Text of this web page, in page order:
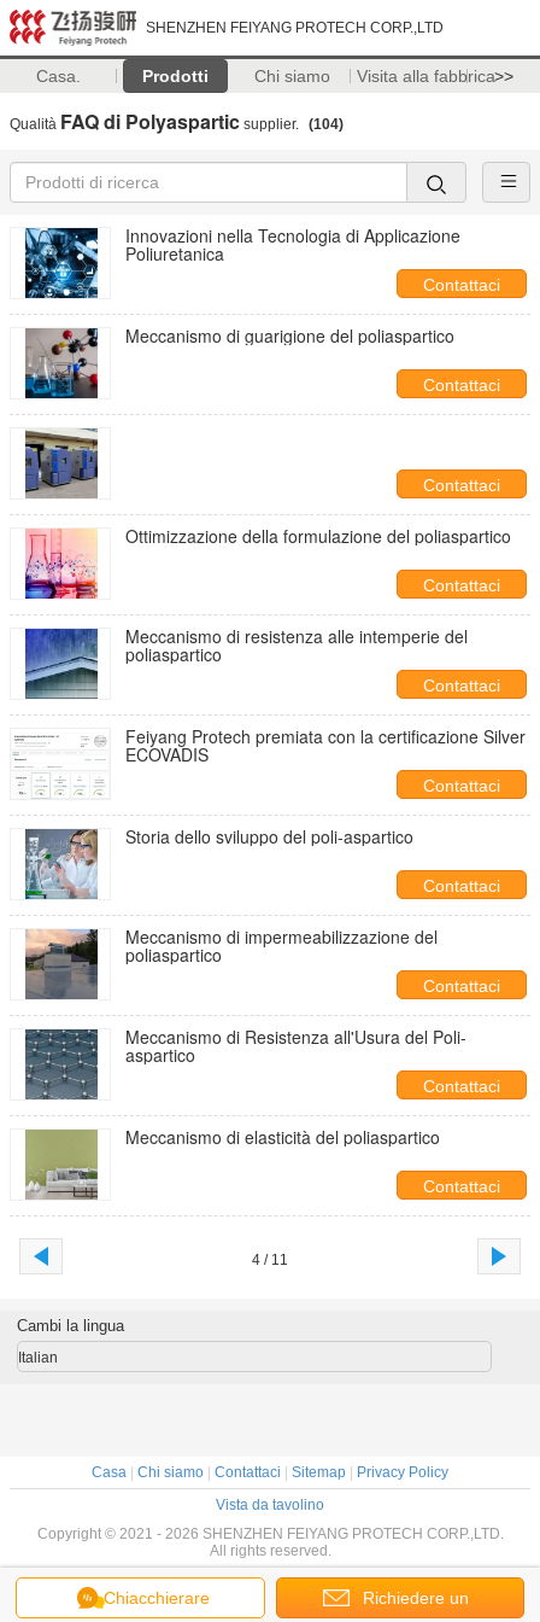
SHENZHEN FEIYANG PROTECH CORP.,LTD
Casa. Prodotti Chi siamo Visita alla fabbrica>>
Qualità FAQ di Polyaspartic supplier. (104)
Innovazioni nella Tecnologia di Applicazione
Poliuretanica
Contattaci
Meccanismo di guarigione del poliaspartico
Contattaci
Contattaci
Ottimizzazione della formulazione del poliaspartico
Contattaci
Meccanismo di resistenza alle intemperie del
poliaspartico
Contattaci
Feiyang Protech premiata con la certificazione Silver
ECOVADIS
Contattaci
Storia dello sviluppo del poli-aspartico
Contattaci
Meccanismo di impermeabilizzazione del
poliaspartico
Contattaci
Meccanismo di Resistenza all'Usura del Poli-
aspartico
Contattaci
Meccanismo di elasticità del poliaspartico
Contattaci
4 / 11
Chiacchierare Richiedere un
Cambi la lingua
Italian
Casa Chi siamo Contattaci Sitemap
Privacy Policy
Vista da tavolino
Copyright © 2021 - 2026 SHENZHEN FEIYANG PROTECH CORP.,LTD.
All rights reserved.